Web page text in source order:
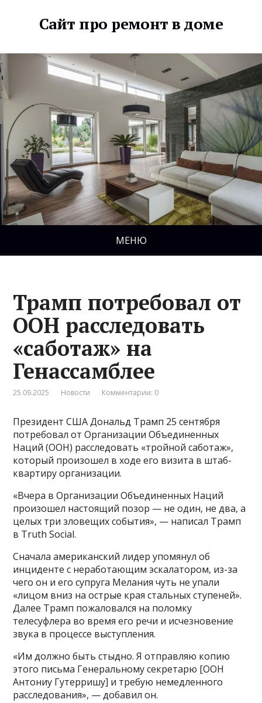
Сайт про ремонт в доме
МЕНЮ
Трамп потребовал от
ООН расследовать
«саботаж» на
Генассамблее
25.09.2025 Новости Комментарии: 0
Президент США Дональд Трамп 25 сентября
потребовал от Организации Объединенных
Наций (ООН) расследовать «тройной саботаж»,
который произошел в ходе его визита в штаб-
квартиру организации.
«Вчера в Организации Объединенных Наций
произошел настоящий позор — не один, не два, а
целых три зловещих события», — написал Трамп
в Truth Social.
Сначала американский лидер упомянул об
инциденте с неработающим эскалатором, из-за
чего он и его супруга Мелания чуть не упали
«лицом вниз на острые края стальных ступеней».
Далее Трамп пожаловался на поломку
телесуфлера во время его речи и исчезновение
звука в процессе выступления.
«Им должно быть стыдно. Я отправляю копию
этого письма Генеральному секретарю [ООН
Антониу Гутерришу] и требую немедленного
расследования», — добавил он.